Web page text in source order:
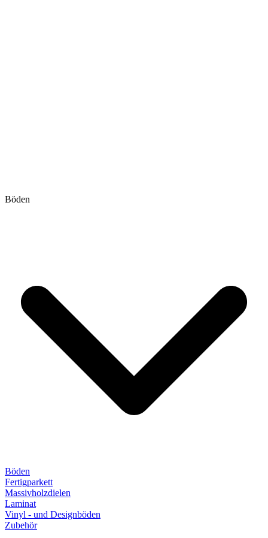
Böden
Böden
Fertigparkett
Massivholzdielen
Laminat
Vinyl - und Designböden
Zubehör